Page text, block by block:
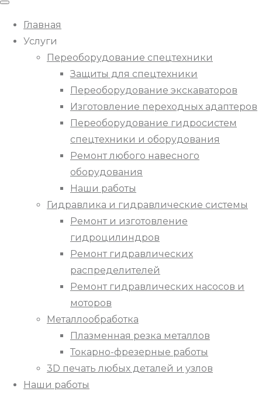
Главная
Услуги
Переоборудование спецтехники
Защиты для спецтехники
Переоборудование экскаваторов
Изготовление переходных адаптеров
Переоборудование гидросистем
спецтехники и оборудования
Ремонт любого навесного
оборудования
Наши работы
Гидравлика и гидравлические системы
Ремонт и изготовление
гидроцилиндров
Ремонт гидравлических
распределителей
Ремонт гидравлических насосов и
моторов
Металлообработка
Плазменная резка металлов
Токарно-фрезерные работы
3D печать любых деталей и узлов
Наши работы